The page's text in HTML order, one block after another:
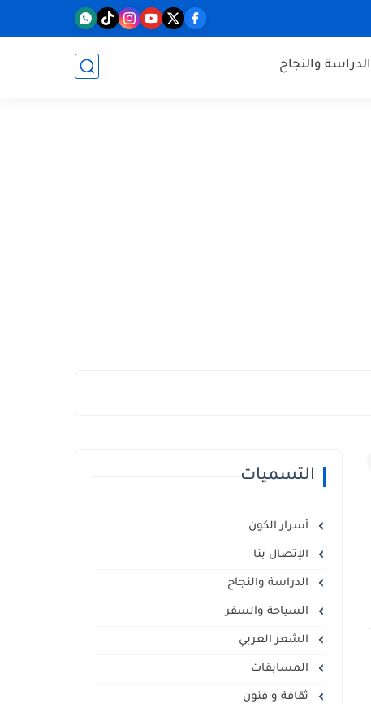
الدراسة والنجاح
التسميات
أسرار الكون
الإتصال بنا
الدراسة والنجاح
السياحة والسفر
الشعر العربي
المسابقات
ثقافة و فنون